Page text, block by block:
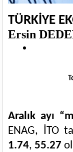
TÜRKİYE
Ersin
Aralık ayı
ENAG, İTO
1.74, 55.27